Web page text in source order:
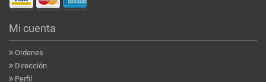
Mi cuenta
Ordenes
Dirección
Perfil